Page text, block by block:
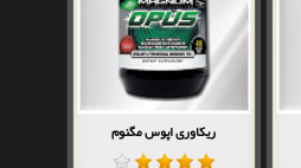
ریکاوری اپوس مگنوم